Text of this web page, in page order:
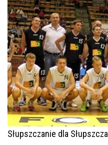
Słupszczanie dla